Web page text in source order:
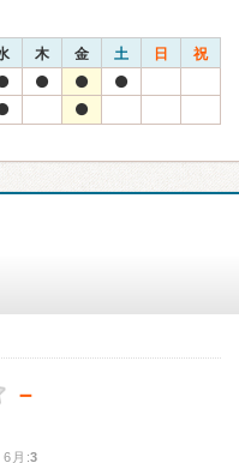
木 金 土 日 祝
－
月:3